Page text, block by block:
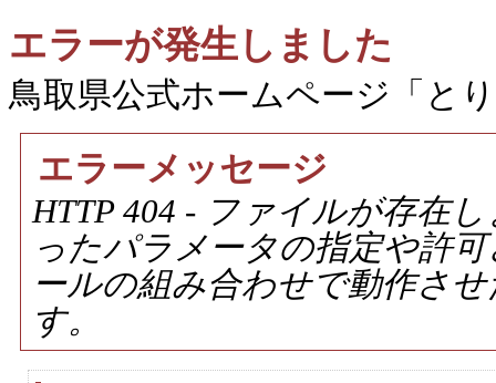
エラーが発生しました
鳥取県公式ホームページ「と
エラーメッセージ
HTTP 404 - ファイルが存在
ったパラメータの指定や許
ールの組み合わせで動作さ
す。